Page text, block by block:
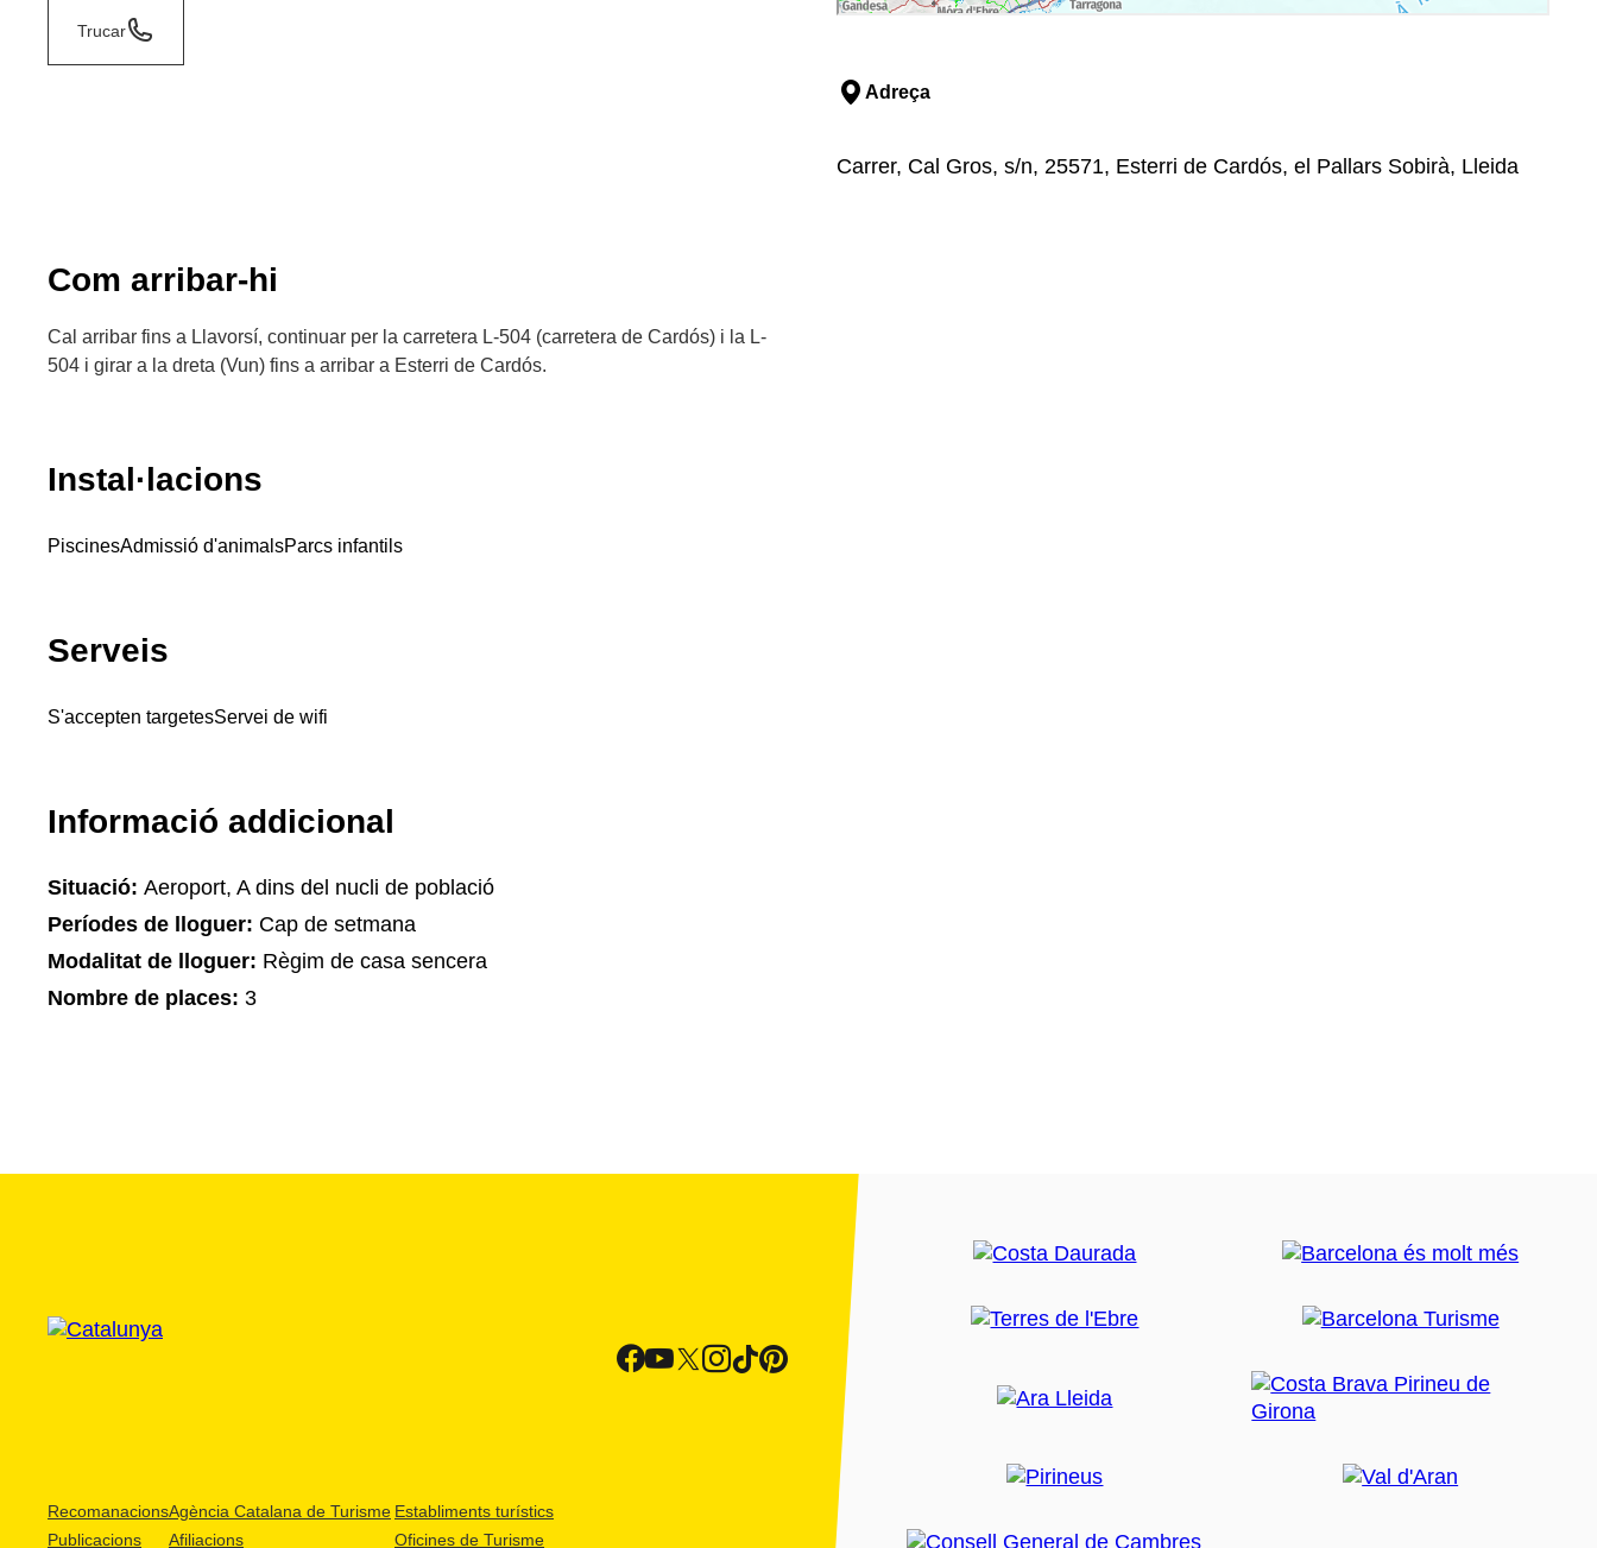
Trucar
Adreça
Carrer, Cal Gros, s/n, 25571, Esterri de Cardós, el Pallars Sobirà, Lleida
Com arribar-hi
Cal arribar fins a Llavorsí, continuar per la carretera L-504 (carretera de Cardós) i la L-
504 i girar a la dreta (Vun) fins a arribar a Esterri de Cardós.
Instal·lacions
PiscinesAdmissió d'animalsParcs infantils
Serveis
S'accepten targetesServei de wifi
Informació addicional
Situació: Aeroport, A dins del nucli de població
Períodes de lloguer: Cap de setmana
Modalitat de lloguer: Règim de casa sencera
Nombre de places: 3
Recomanacions
Publicacions
Agència Catalana de Turisme
Afiliacions
Establiments turístics
Oficines de Turisme